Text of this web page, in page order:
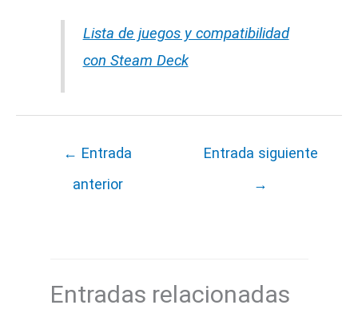
Lista de juegos y compatibilidad
con Steam Deck
← Entrada
anterior
Entrada siguiente
→
Entradas relacionadas